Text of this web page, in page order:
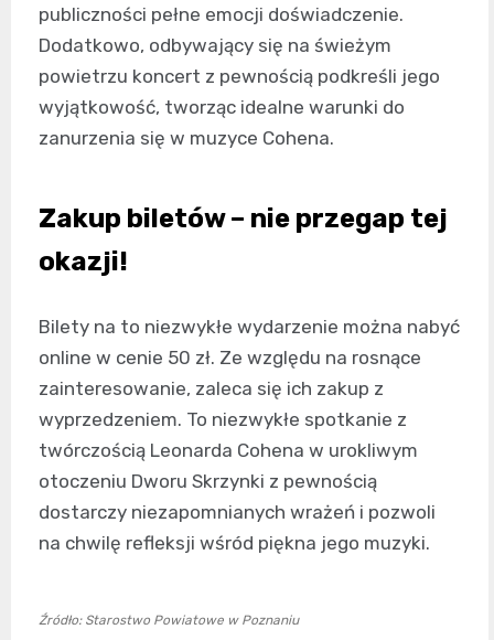
publiczności pełne emocji doświadczenie.
Dodatkowo, odbywający się na świeżym
powietrzu koncert z pewnością podkreśli jego
wyjątkowość, tworząc idealne warunki do
zanurzenia się w muzyce Cohena.
Zakup biletów – nie przegap tej
okazji!
Bilety na to niezwykłe wydarzenie można nabyć
online w cenie 50 zł. Ze względu na rosnące
zainteresowanie, zaleca się ich zakup z
wyprzedzeniem. To niezwykłe spotkanie z
twórczością Leonarda Cohena w urokliwym
otoczeniu Dworu Skrzynki z pewnością
dostarczy niezapomnianych wrażeń i pozwoli
na chwilę refleksji wśród piękna jego muzyki.
Źródło: Starostwo Powiatowe w Poznaniu